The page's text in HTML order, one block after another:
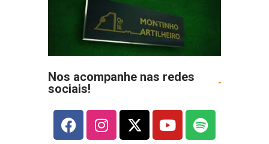
Nos acompanhe nas redes
sociais!